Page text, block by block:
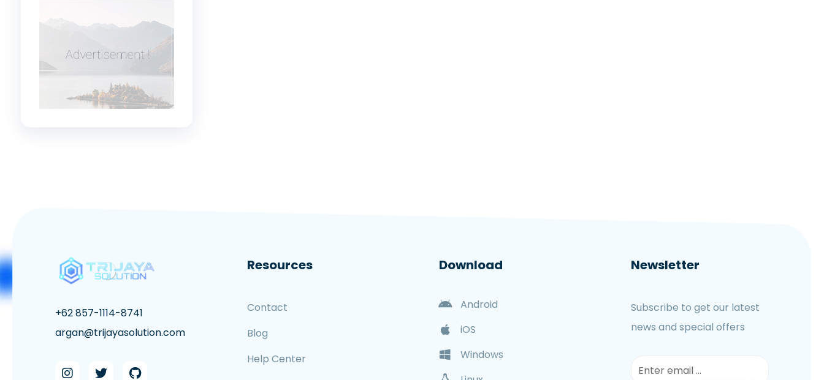
+62 857-1114-8741
argan@trijayasolution.com
Resources
Contact
Blog
Help Center
Download
Android
iOS
Windows
Newsletter
Subscribe to get our latest
news and special offers